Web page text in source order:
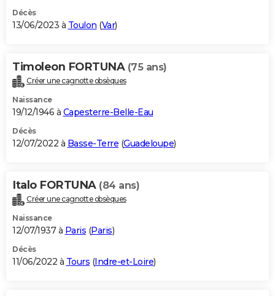
Décès
13/06/2023 à Toulon (Var)
Timoleon FORTUNA (75 ans)
Créer une cagnotte obsèques
Naissance
19/12/1946 à Capesterre-Belle-Eau
Décès
12/07/2022 à Basse-Terre (Guadeloupe)
Italo FORTUNA (84 ans)
Créer une cagnotte obsèques
Naissance
12/07/1937 à Paris (Paris)
Décès
11/06/2022 à Tours (Indre-et-Loire)